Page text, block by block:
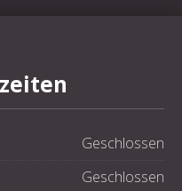
Geschlossen
Geschlossen